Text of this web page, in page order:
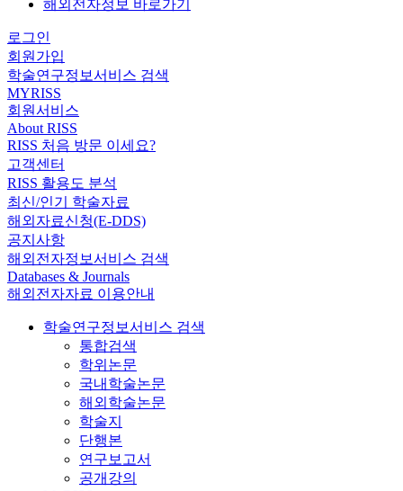
해외전자정보 바로가기
로그인
회원가입
학술연구정보서비스 검색
MYRISS
회원서비스
About RISS
RISS 처음 방문 이세요?
고객센터
RISS 활용도 분석
최신/인기 학술자료
해외자료신청(E-DDS)
공지사항
해외전자정보서비스 검색
Databases & Journals
해외전자자료 이용안내
학술연구정보서비스 검색
통합검색
학위논문
국내학술논문
해외학술논문
학술지
단행본
연구보고서
공개강의